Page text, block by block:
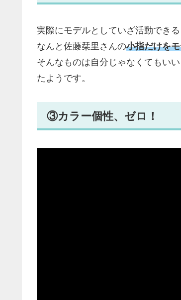
実際にモデルとしていざ活動でき
なんと佐藤栞里さんの小指だけを
そんなものは自分じゃなくてもい
たようです。
③カラー個性、ゼロ！